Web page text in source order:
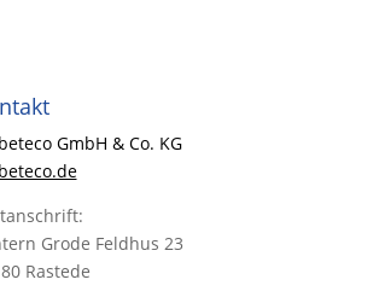
GmbH & Co. KG
Grode Feldhus 23
Rastede